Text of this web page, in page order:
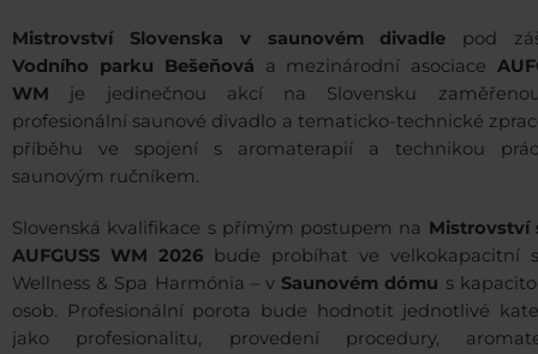
Mistrovství Slovenska v saunovém divadle pod
Vodního parku Bešeňová a mezinárodní asociace
WM je jedinečnou akcí na Slovensku
profesionální saunové divadlo a tematicko-technické
příběhu ve spojení s aromaterapií a technikou
saunovým ručníkem.
Slovenská kvalifikace s přímým postupem na Mistrovství
AUFGUSS WM 2026 bude probíhat ve velkokapacitní
Wellness & Spa Harmónia – v Saunovém dómu s
osob. Profesionální porota bude hodnotit jednotlivé
jako profesionalitu, provedení procedury,